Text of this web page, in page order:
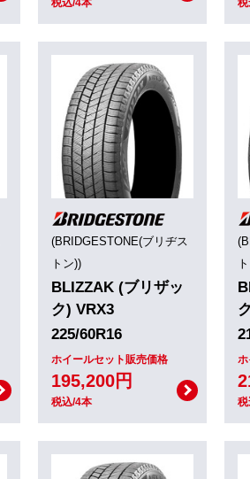
税込/4本
(BRIDGESTONE(ブリヂス
トン))
BLIZZAK (ブリザッ
ク) VRX3
225/60R16
ホイールセット販売価格
195,200円
税込/4本